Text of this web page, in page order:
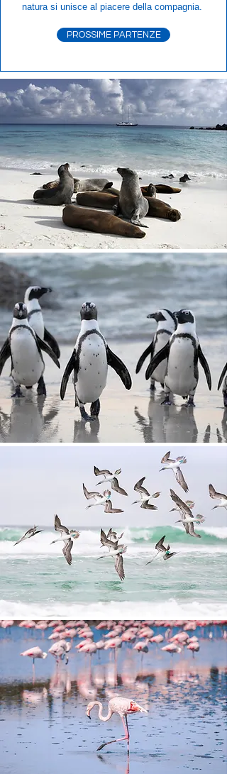
natura si unisce al piacere della compagnia.
PROSSIME PARTENZE